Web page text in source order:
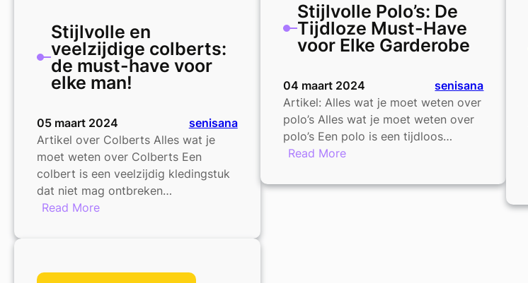
Stijlvolle en
veelzijdige colberts:
de must-have voor
elke man!
05 maart 2024
senisana
Artikel over Colberts Alles wat je
moet weten over Colberts Een
colbert is een veelzijdig kledingstuk
dat niet mag ontbreken…
Read More:
colberts:
Stijlvolle Polo’s: De
Tijdloze Must-Have
voor Elke Garderobe
04 maart 2024
senisana
Artikel: Alles wat je moet weten over
polo’s Alles wat je moet weten over
polo’s Een polo is een tijdloos…
Read More:
Polo’s: